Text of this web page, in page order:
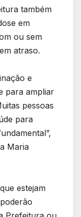
também
em
ou sem
atraso.
e
para ampliar
pessoas
para
Maria
estejam